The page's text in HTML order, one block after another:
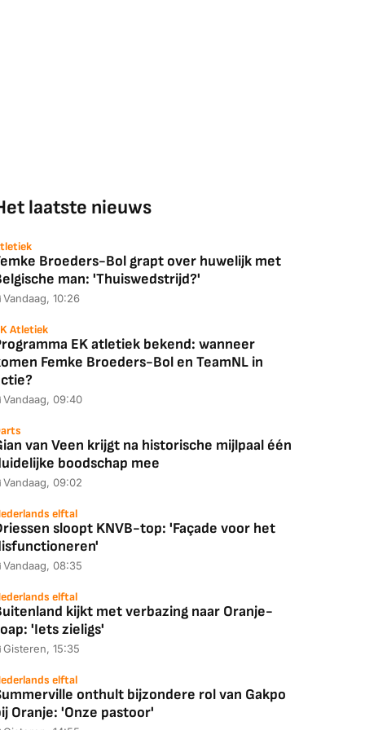
laatste nieuws
Broeders-Bol grapt over huwelijk met
man: 'Thuiswedstrijd?'
Vandaag, 10:26
Atletiek
EK atletiek bekend: wanneer
Femke Broeders-Bol en TeamNL in
Vandaag, 09:40
van Veen krijgt na historische mijlpaal één
boodschap mee
Vandaag, 09:02
elftal
sloopt KNVB-top: 'Façade voor het
Vandaag, 08:35
elftal
kijkt met verbazing naar Oranje-
'Iets zieligs'
Gisteren, 15:35
elftal
onthult bijzondere rol van Gakpo
Oranje: 'Onze pastoor'